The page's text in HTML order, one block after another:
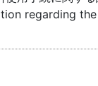
regarding